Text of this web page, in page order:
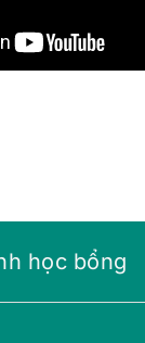
học bổng